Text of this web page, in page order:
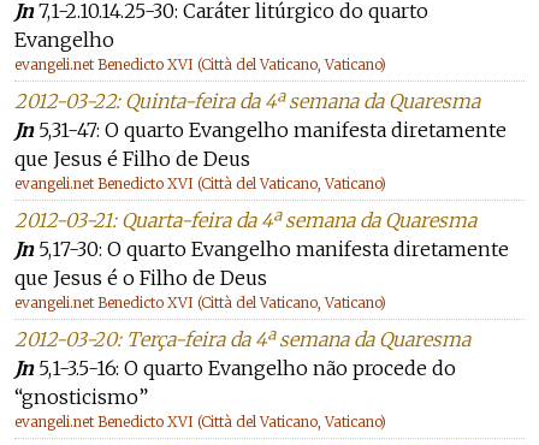
Jn7,1-2.10.14.25-30: Caráter litúrgico do quarto
Evangelho
evangeli.net Benedicto XVI (Città del Vaticano, Vaticano)
2012-03-22: Quinta-feira da 4ª semana da Quaresma
Jn5,31-47: O quarto Evangelho manifesta diretamente
que Jesus é Filho de Deus
evangeli.net Benedicto XVI (Città del Vaticano, Vaticano)
2012-03-21: Quarta-feira da 4ª semana da Quaresma
Jn5,17-30: O quarto Evangelho manifesta diretamente
que Jesus é o Filho de Deus
evangeli.net Benedicto XVI (Città del Vaticano, Vaticano)
2012-03-20: Terça-feira da 4ª semana da Quaresma
Jn5,1-3.5-16: O quarto Evangelho não procede do
“gnosticismo”
evangeli.net Benedicto XVI (Città del Vaticano, Vaticano)